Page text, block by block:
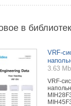
31 ИЮЛЯ
США
28
свой
в
VRF-
3.63 Mb
VRF-